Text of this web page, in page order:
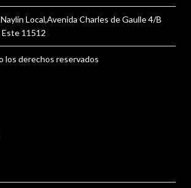
Local,Avenida Charles de Gaulle 4/B
11512
los derechos reservados